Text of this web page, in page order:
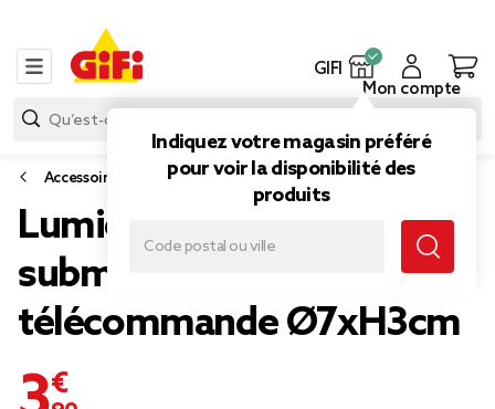
GIFI
Indiquez votre magasin préféré
pour voir la disponibilité des
produits
Mon compte
Accessoires et entretien piscine et spa
Lumière de piscine RVB
submersible avec
télécommande Ø7xH3cm
3,90 €